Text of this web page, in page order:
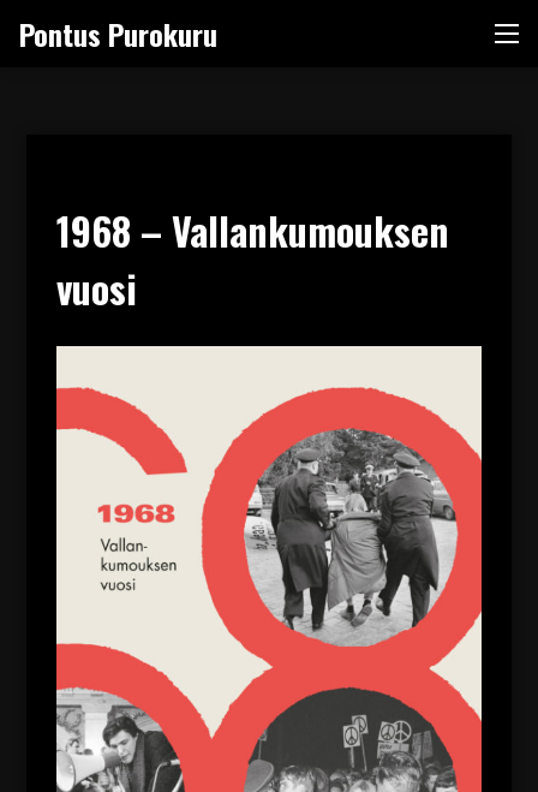
Pontus Purokuru
1968 – Vallankumouksen
vuosi